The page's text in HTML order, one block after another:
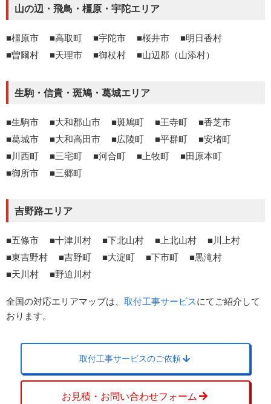
山の辺・飛鳥・橿原・宇陀エリア
橿原市 高取町 宇陀市 桜井市
明日香村
曽爾村
天理市 御杖村 山辺郡（山添村）
生駒・信貴・斑鳩・葛城エリア
生駒市 大和郡山市 斑鳩町 王寺町
香芝市
葛城市
大和高田市 広陵町 平群町
安堵町
川西町
三宅町 河合町 上牧町
田原本町
御所市
三郷町
吉野路エリア
五條市 十津川村 下北山村 上北山村
川上村
東吉野村
吉野町 大淀町 下市町
黒滝村
天川村
野迫川村
全国の対応エリアマップは、 取付工事サービスにてご紹介して
おります。
取付工事サービスのご依頼
お見積・お問い合わせフォーム